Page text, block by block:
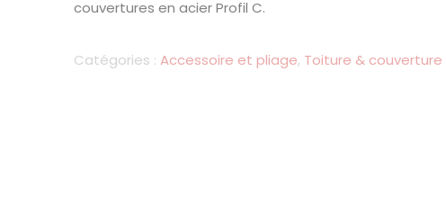
couvertures en acier Profil C.
Catégories :Accessoire et pliage, Toiture & couverture